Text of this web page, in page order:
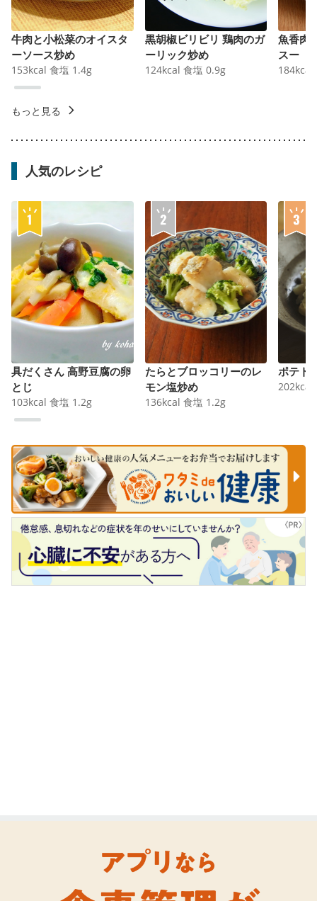
牛肉と小松菜のオイスタ
ーソース炒め
153kcal 食塩 1.4g
黒胡椒ビリビリ 鶏肉のガ
ーリック炒め
124kcal 食塩 0.9g
魚香肉
スー
184kcal
もっと見る
人気のレシピ
具だくさん 高野豆腐の卵
とじ
103kcal 食塩 1.2g
たらとブロッコリーのレ
モン塩炒め
136kcal 食塩 1.2g
ポテト
202kcal